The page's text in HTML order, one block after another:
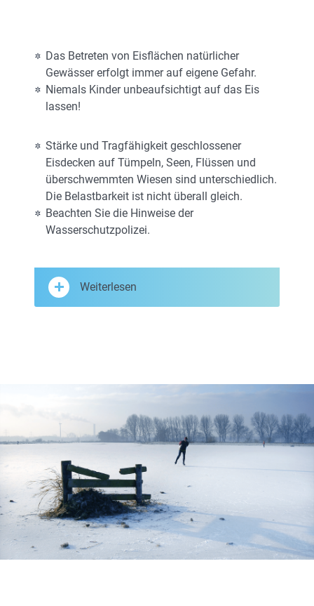
Das Betreten von Eisflächen natürlicher
Gewässer erfolgt immer auf eigene Gefahr.
Niemals Kinder unbeaufsichtigt auf das Eis
lassen!
Stärke und Tragfähigkeit geschlossener
Eisdecken auf Tümpeln, Seen, Flüssen und
überschwemmten Wiesen sind unterschiedlich.
Die Belastbarkeit ist nicht überall gleich.
Beachten Sie die Hinweise der
Wasserschutzpolizei.
Weiterlesen